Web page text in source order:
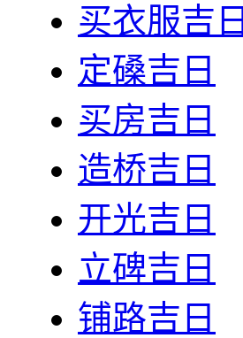
买衣服吉日
定磉吉日
买房吉日
造桥吉日
开光吉日
立碑吉日
铺路吉日